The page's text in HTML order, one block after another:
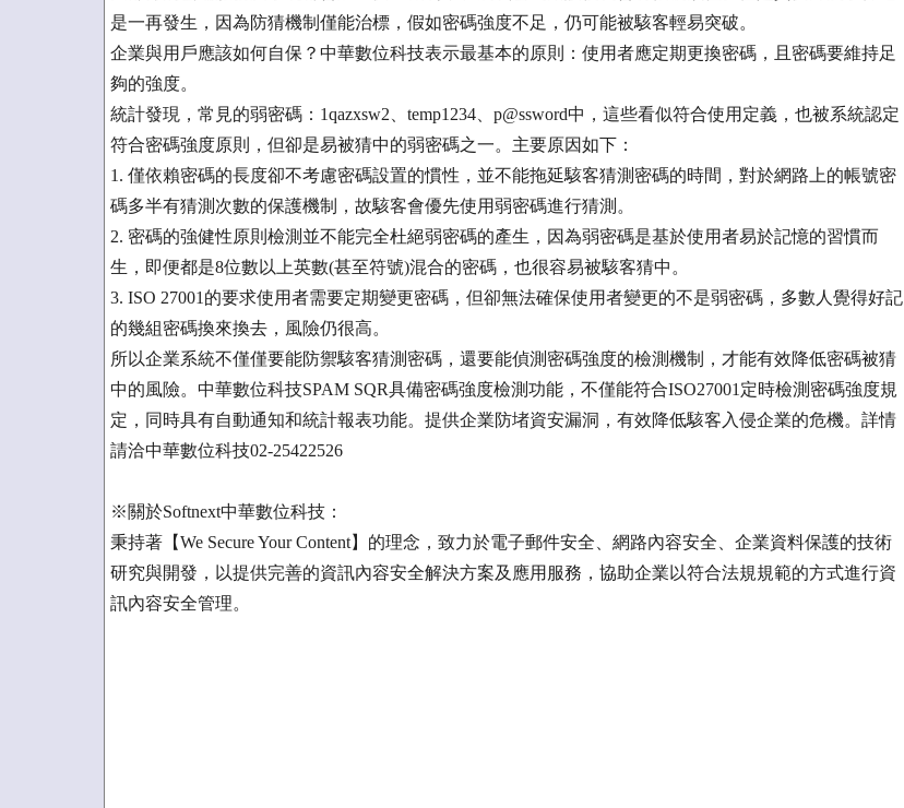
是一再發生，因為防猜機制僅能治標，假如密碼強度不足，仍可能被駭客輕易突破。
企業與用戶應該如何自保？中華數位科技表示最基本的原則：使用者應定期更換密碼，且密碼要維持足
夠的強度。
統計發現，常見的弱密碼：1qazxsw2、temp1234、p@ssword中，這些看似符合使用定義，也被系統認定
符合密碼強度原則，但卻是易被猜中的弱密碼之一。主要原因如下：
1. 僅依賴密碼的長度卻不考慮密碼設置的慣性，並不能拖延駭客猜測密碼的時間，對於網路上的帳號密
碼多半有猜測次數的保護機制，故駭客會優先使用弱密碼進行猜測。
2. 密碼的強健性原則檢測並不能完全杜絕弱密碼的產生，因為弱密碼是基於使用者易於記憶的習慣而
生，即便都是8位數以上英數(甚至符號)混合的密碼，也很容易被駭客猜中。
3. ISO 27001的要求使用者需要定期變更密碼，但卻無法確保使用者變更的不是弱密碼，多數人覺得好記
的幾組密碼換來換去，風險仍很高。
所以企業系統不僅僅要能防禦駭客猜測密碼，還要能偵測密碼強度的檢測機制，才能有效降低密碼被猜
中的風險。中華數位科技SPAM SQR具備密碼強度檢測功能，不僅能符合ISO27001定時檢測密碼強度規
定，同時具有自動通知和統計報表功能。提供企業防堵資安漏洞，有效降低駭客入侵企業的危機。詳情
請洽中華數位科技02-25422526
※關於Softnext中華數位科技：
秉持著【We Secure Your Content】的理念，致力於電子郵件安全、網路內容安全、企業資料保護的技術
研究與開發，以提供完善的資訊內容安全解決方案及應用服務，協助企業以符合法規規範的方式進行資
訊內容安全管理。